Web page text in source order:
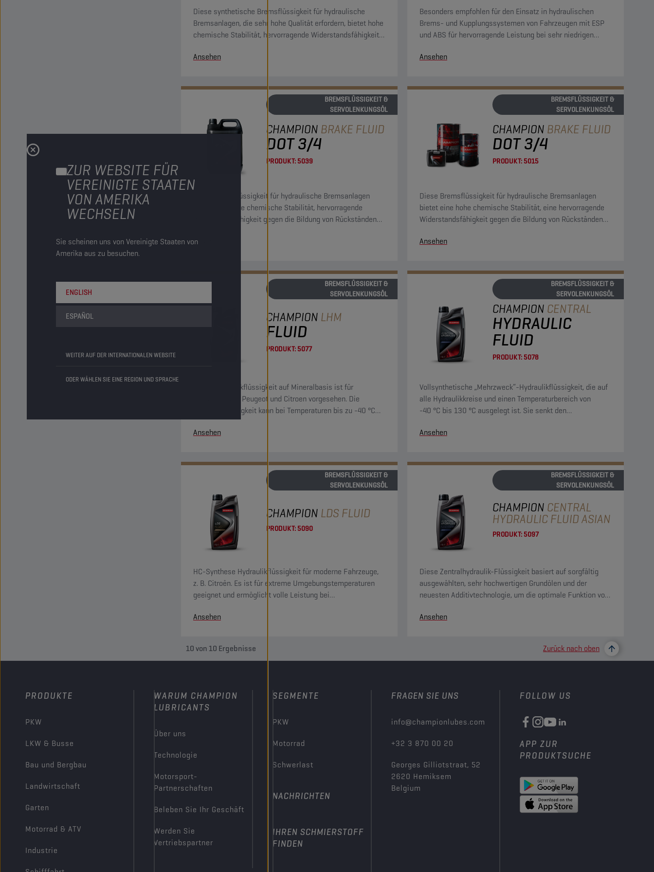
ZUR WEBSITE FÜR
VEREINIGTE STAATEN
VON AMERIKA
WECHSELN
Sie scheinen uns von Vereinigte Staaten von
Amerika aus zu besuchen.
ENGLISH
ESPAÑOL
WEITER AUF DER INTERNATIONALEN WEBSITE
ODER WÄHLEN SIE EINE REGION UND SPRACHE
Diese synthetische Bremsflüssigkeit für hydraulische
Bremsanlagen, die sehr hohe Qualität erfordern, bietet hohe
chemische Stabilität, hervorragende Widerstandsfähigkeit
Oxidationsbeständigkeit. Sie ist mit allen normalerweise in
Ansehen
Besonders empfohlen für den Einsatz in hydraulischen
Brems- und Kupplungssystemen von Fahrzeugen mit ESP
und ABS für hervorragende Leistung bei sehr niedrigen
Ansehen
BREMSFLÜSSIGKEIT &
SERVOLENKUNGSÖL
CHAMPION BRAKE FLUID
DOT 3/4
PRODUKT:5039
Diese Bremsflüssigkeit für hydraulische Bremsanlagen
bietet eine hohe chemische Stabilität, hervorragende
Widerstandsfähigkeit gegen die Bildung von Rückständen
im Bremskreis vorkommenden Materialien kompatibel.
Ansehen
BREMSFLÜSSIGKEIT &
SERVOLENKUNGSÖL
CHAMPION BRAKE FLUID
DOT 3/4
PRODUKT:5015
Diese Bremsflüssigkeit für hydraulische Bremsanlagen
bietet eine hohe chemische Stabilität, eine hervorragende
Widerstandsfähigkeit gegen die Bildung von Rückständen
im Bremskreis vorkommenden Materialien kompatibel.
Ansehen
BREMSFLÜSSIGKEIT &
SERVOLENKUNGSÖL
CHAMPION LHM
FLUID
PRODUKT:5077
Diese Hydraulikflüssigkeit auf Mineralbasis ist für
Fahrzeuge von Peugeot und Citroen vorgesehen. Die
Hydraulikflüssigkeit kann bei Temperaturen bis zu -40 °C
verwendet werden, verfügt über eine hohe Siedetemperatur
und ist hochbeständig gegenüber Feuchtigkeit. Die
Ansehen
BREMSFLÜSSIGKEIT &
SERVOLENKUNGSÖL
CHAMPION CENTRAL
HYDRAULIC
FLUID
PRODUKT:5078
Vollsynthetische „Mehrzweck“-Hydraulikflüssigkeit, die auf
alle Hydraulikkreise und einen Temperaturbereich von
-40 °C bis 130 °C ausgelegt ist. Sie senkt den
Hydraulikpumpe.
Ansehen
BREMSFLÜSSIGKEIT &
SERVOLENKUNGSÖL
CHAMPION LDS FLUID
PRODUKT:5090
HC-Synthese Hydraulikflüssigkeit für moderne Fahrzeuge,
z. B. Citroën. Es ist für extreme Umgebungstemperaturen
geeignet und ermöglicht volle Leistung bei
kompatibel mit LHM.
Ansehen
BREMSFLÜSSIGKEIT &
SERVOLENKUNGSÖL
CHAMPION CENTRAL
HYDRAULIC FLUID ASIAN
PRODUKT:5097
Diese Zentralhydraulik-Flüssigkeit basiert auf sorgfältig
ausgewählten, sehr hochwertigen Grundölen und der
neuesten Additivtechnologie, um die optimale Funktion von
Ansehen
10von 10 Ergebnisse Zurück nach oben
PRODUKTE
PKW
LKW & Busse
Bau und Bergbau
Landwirtschaft
Garten
Motorrad & ATV
Industrie
WARUM CHAMPION
LUBRICANTS
Über uns
Technologie
Motorsport-
Partnerschaften
Beleben Sie Ihr Geschäft
Werden Sie
Vertriebspartner
SEGMENTE
PKW
Motorrad
Schwerlast
NACHRICHTEN
IHREN SCHMIERSTOFF
FINDEN
FRAGEN SIE UNS
info@championlubes.com
+32 3 870 00 20
Georges Gilliotstraat, 52
2620 Hemiksem
Belgium
FOLLOW US
APP ZUR
PRODUKTSUCHE